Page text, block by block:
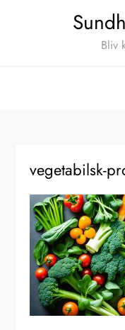
Bliv
vegetabilsk-